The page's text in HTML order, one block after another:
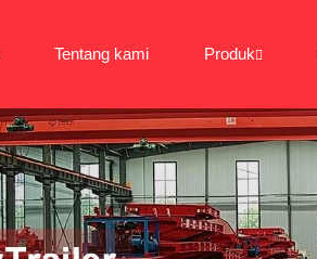
Tentang kami Produk